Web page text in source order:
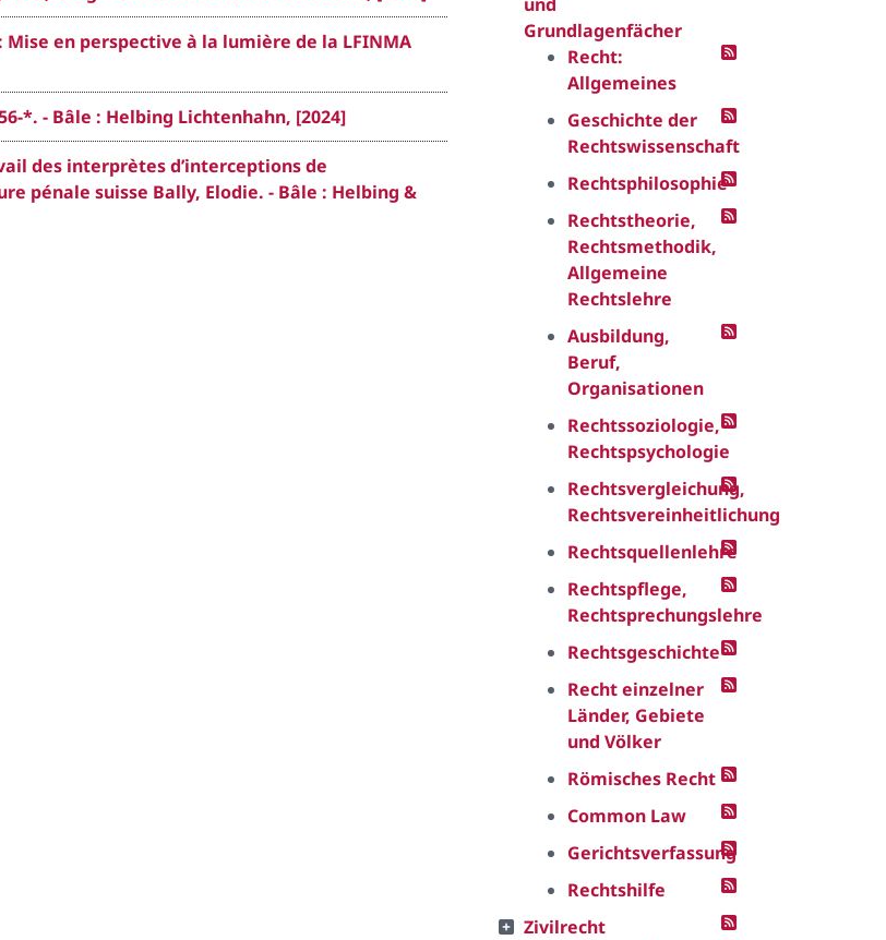
en perspective à la lumière de la LFINMA
*. - Bâle : Helbing Lichtenhahn, [2024]
des interprètes d’interceptions de
pénale suisse Bally, Elodie. - Bâle : Helbing &
Grundlagenfächer
Recht:
Allgemeines
Geschichte der
Rechtswissenschaft
Rechtsphilosophie
Rechtstheorie,
Rechtsmethodik,
Allgemeine
Rechtslehre
Ausbildung,
Beruf,
Organisationen
Rechtssoziologie,
Rechtspsychologie
Rechtsvergleichung,
Rechtsvereinheitlichung
Rechtsquellenlehre
Rechtspflege,
Rechtsprechungslehre
Rechtsgeschichte
Recht einzelner
Länder, Gebiete
und Völker
Römisches Recht
Common Law
Gerichtsverfassung
Rechtshilfe
Zivilrecht